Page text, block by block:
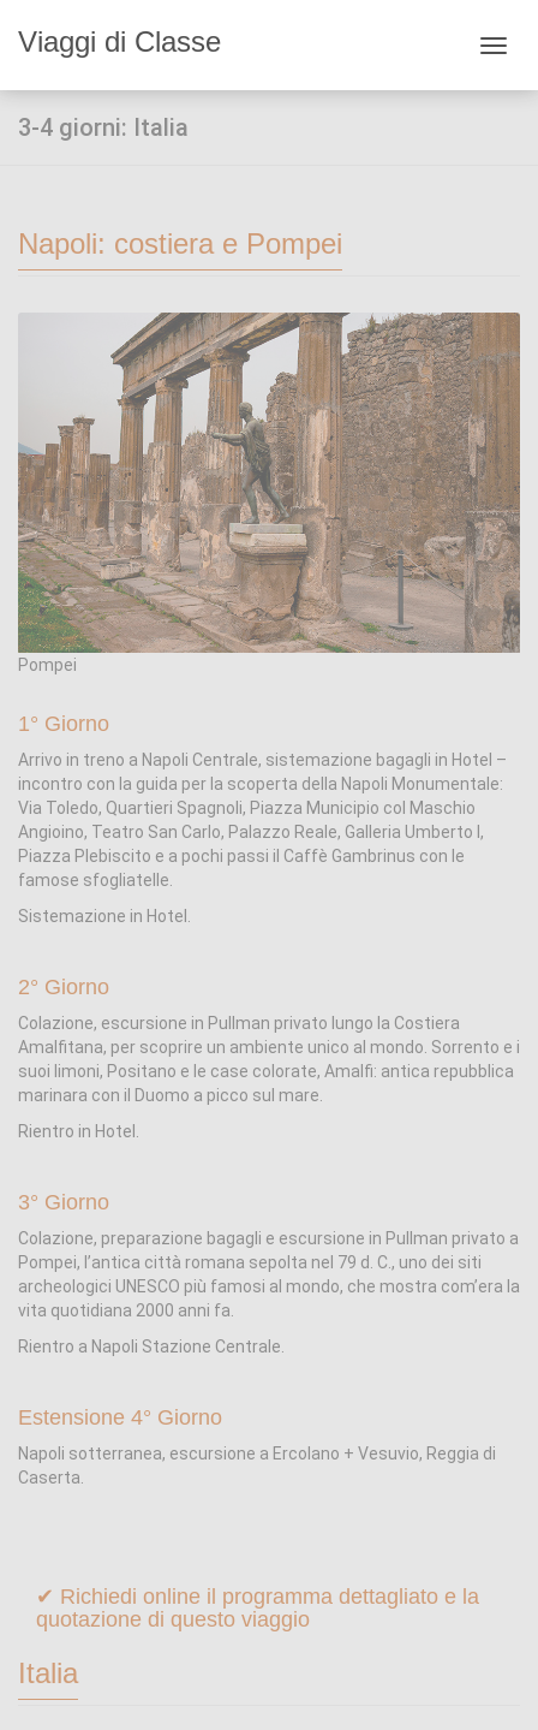
Viaggi di Classe
3-4 giorni: Italia
Napoli: costiera e Pompei
Pompei
1° Giorno
Arrivo in treno a Napoli Centrale, sistemazione bagagli in Hotel –
incontro con la guida per la scoperta della Napoli Monumentale:
Via Toledo, Quartieri Spagnoli, Piazza Municipio col Maschio
Angioino, Teatro San Carlo, Palazzo Reale, Galleria Umberto I,
Piazza Plebiscito e a pochi passi il Caffè Gambrinus con le
famose sfogliatelle.
Sistemazione in Hotel.
2° Giorno
Colazione, escursione in Pullman privato lungo la Costiera
Amalfitana, per scoprire un ambiente unico al mondo. Sorrento e i
suoi limoni, Positano e le case colorate, Amalfi: antica repubblica
marinara con il Duomo a picco sul mare.
Rientro in Hotel.
3° Giorno
Colazione, preparazione bagagli e escursione in Pullman privato a
Pompei, l’antica città romana sepolta nel 79 d. C., uno dei siti
archeologici UNESCO più famosi al mondo, che mostra com’era la
vita quotidiana 2000 anni fa.
Rientro a Napoli Stazione Centrale.
Estensione 4° Giorno
Napoli sotterranea, escursione a Ercolano + Vesuvio, Reggia di
Caserta.
✔ Richiedi online il programma dettagliato e la
quotazione di questo viaggio
Italia